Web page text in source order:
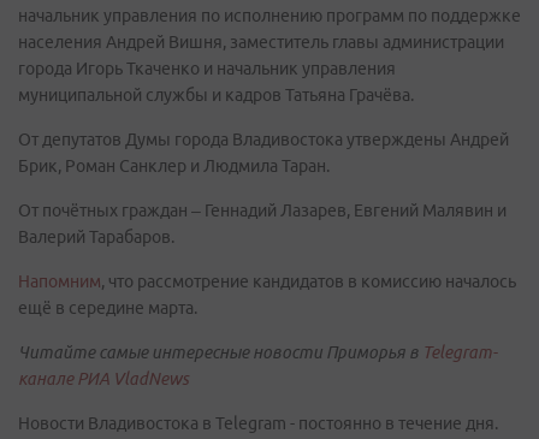
начальник управления по исполнению программ по поддержке
населения Андрей Вишня, заместитель главы администрации
города Игорь Ткаченко и начальник управления
муниципальной службы и кадров Татьяна Грачёва.
От депутатов Думы города Владивостока утверждены Андрей
Брик, Роман Санклер и Людмила Таран.
От почётных граждан – Геннадий Лазарев, Евгений Малявин и
Валерий Тарабаров.
Напомним, что рассмотрение кандидатов в комиссию началось
ещё в середине марта.
Читайте самые интересные новости Приморья в Telegram-
канале РИА VladNews
Новости Владивостока в Telegram - постоянно в течение дня.